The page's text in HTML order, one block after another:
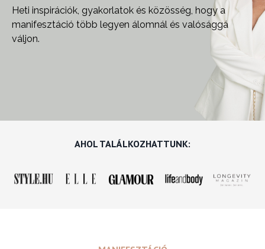
Heti inspirációk, gyakorlatok és közösség, hogy a
manifesztáció több legyen álomnál és valósággá
váljon.
AHOL TALÁLKOZHATTUNK: